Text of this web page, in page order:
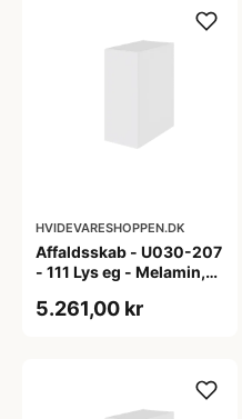
HVIDEVARESHOPPEN.DK
Affaldsskab - U030-207
- 111 Lys eg - Melamin,
5.261,00 kr